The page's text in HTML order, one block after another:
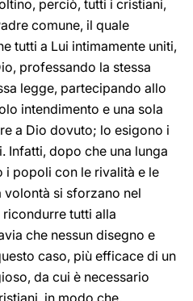
perciò, tutti i cristiani,
comune, il quale
tutti a Lui intimamente uniti,
professando la stessa
legge, partecipando allo
intendimento e una sola
a Dio dovuto; lo esigono i
Infatti, dopo che una lunga
i popoli con le rivalità e le
si sforzano nel
tutti alla
che nessun disegno e
caso, più efficace di un
da cui è necessario
in modo che,